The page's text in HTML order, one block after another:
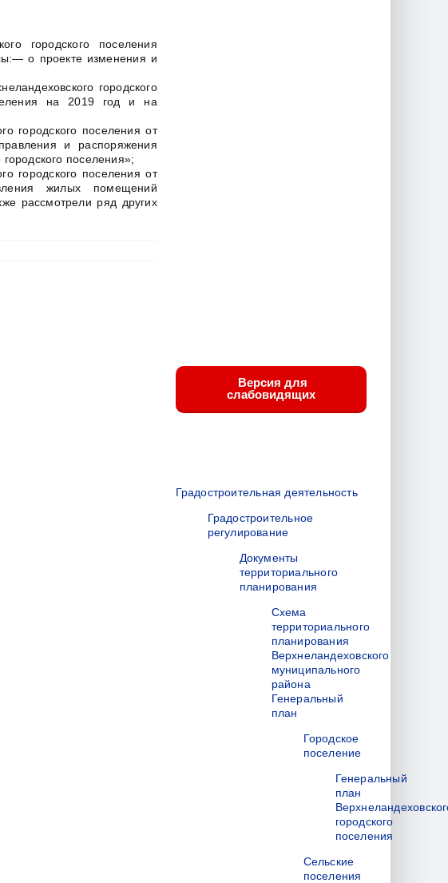
городского поселения
— о проекте изменения и
городского
на 2019 год и на
городского поселения от
и распоряжения
поселения»;
городского поселения от
жилых помещений
рассмотрели ряд других
Версия для
слабовидящих
Градостроительная деятельность
Градостроительное
регулирование
Документы
территориального
планирования
Схема
территориального
планирования
Верхнеландеховского
муниципального
района
Генеральный
план
Городское
поселение
Генеральный
план
городского
поселения
Сельские
поселения